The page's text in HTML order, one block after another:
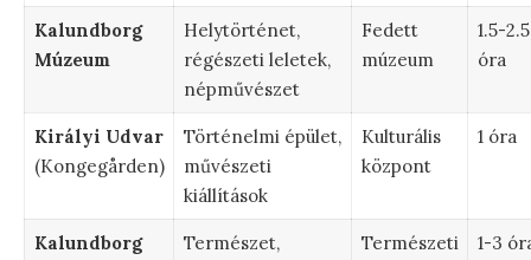
Kalundborg
Múzeum
Helytörténet,
régészeti leletek,
népművészet
Fedett
múzeum
1.5-2.5
óra
Királyi Udvar
(Kongegården)
Történelmi épület,
művészeti
kiállítások
Kulturális
központ
1 óra
Kalundborg
Természet,
Természeti
1-3